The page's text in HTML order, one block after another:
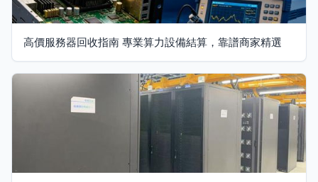
高價服務器回收指南 專業算力設備結算，靠譜商家精選